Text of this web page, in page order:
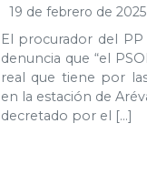
19 de febrero de 2025
El procurador del
denuncia que “el
real que tiene por
en la estación de
decretado por el […]